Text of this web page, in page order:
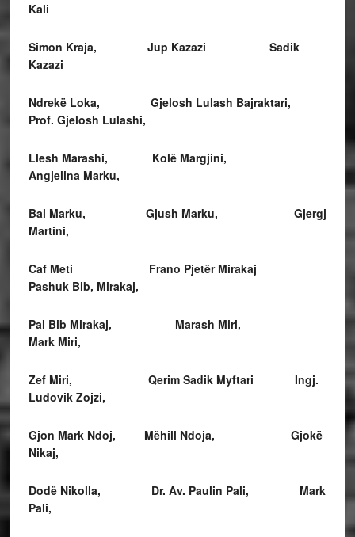
Kali
Simon Kraja, Jup Kazazi Sadik
Kazazi
Ndrekë Loka, Gjelosh Lulash Bajraktari,
Prof. Gjelosh Lulashi,
Llesh Marashi, Kolë Margjini,
Angjelina Marku,
Bal Marku, Gjush Marku, Gjergj
Martini,
Caf Meti Frano Pjetër Mirakaj
Pashuk Bib, Mirakaj,
Pal Bib Mirakaj, Marash Miri,
Mark Miri,
Zef Miri, Qerim Sadik Myftari Ingj.
Ludovik Zojzi,
Gjon Mark Ndoj, Mëhill Ndoja, Gjokë
Nikaj,
Dodë Nikolla, Dr. Av. Paulin Pali, Mark
Pali,